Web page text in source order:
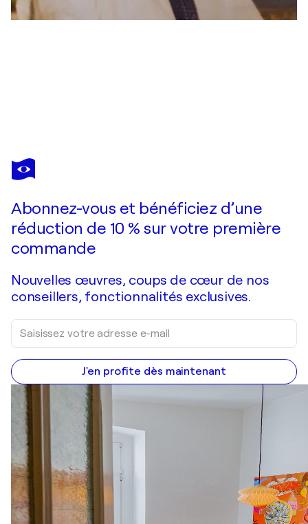
KARIBOU
Abonnez-vous et bénéficiez d’une
réduction de 10 % sur votre première
commande
Nouvelles œuvres, coups de cœur de nos
conseillers, fonctionnalités exclusives.
J'en profite dès maintenant